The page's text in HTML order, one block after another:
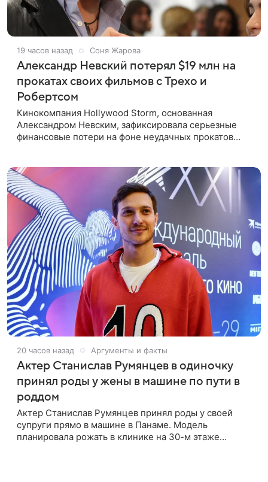
19 часов назад Соня Жарова
Александр Невский потерял $19 млн на
прокатах своих фильмов с Трехо и
Робертсом
Кинокомпания Hollywood Storm, основанная
Александром Невским, зафиксировала серьезные
финансовые потери на фоне неудачных прокатов
20 часов назад Аргументы и факты
Актер Станислав Румянцев в одиночку
принял роды у жены в машине по пути в
роддом
Актер Станислав Румянцев принял роды у своей
супруги прямо в машине в Панаме. Модель
планировала рожать в клинике на 30-м этаже